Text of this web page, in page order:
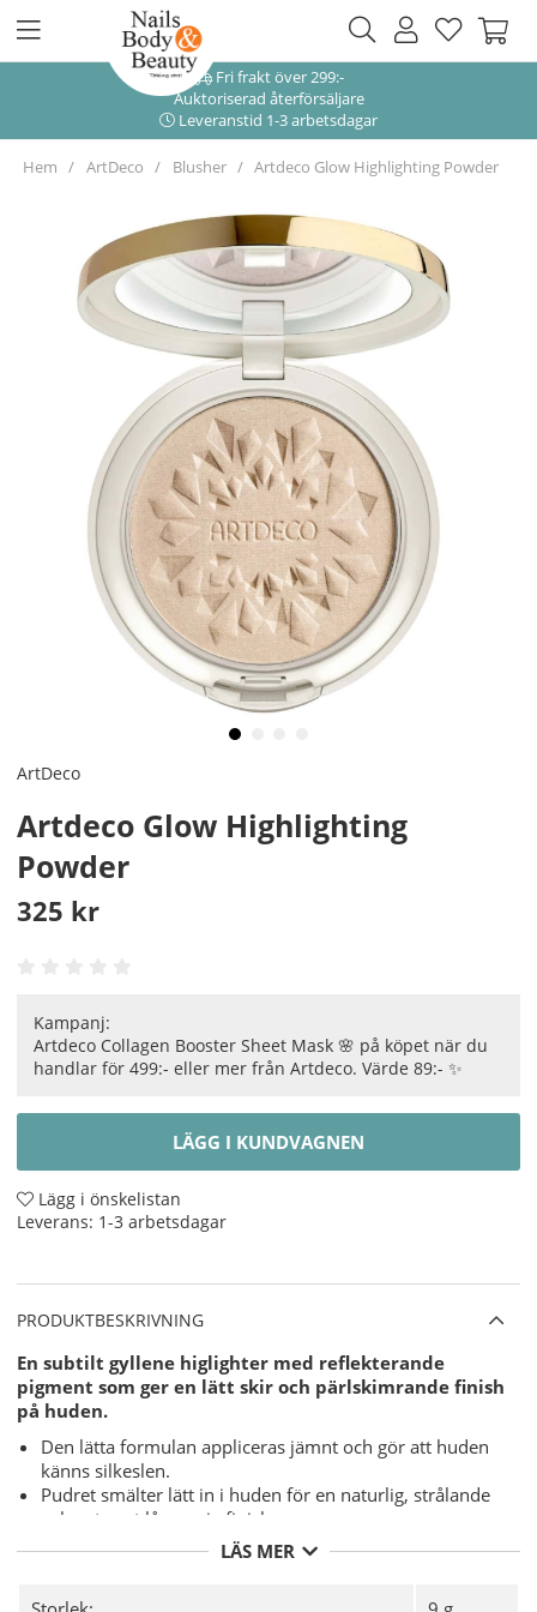
Fri frakt över 299:-
Auktoriserad återförsäljare
Leveranstid 1-3 arbetsdagar
Hem ArtDeco Blusher Artdeco Glow Highlighting Powder
ArtDeco
Artdeco Glow Highlighting
Powder
325 kr
Kampanj:
Artdeco Collagen Booster Sheet Mask 🌸 på köpet när du
handlar för 499:- eller mer från Artdeco. Värde 89:- ✨
LÄGG I KUNDVAGNEN
Lägg i önskelistan
Leverans: 1-3 arbetsdagar
PRODUKTBESKRIVNING
En subtilt gyllene higlighter med reflekterande
pigment som ger en lätt skir och pärlskimrande finish
på huden.
Den lätta formulan appliceras jämnt och gör att huden
känns silkeslen.
Pudret smälter lätt in i huden för en naturlig, strålande
och extremt långvarig finish.
Den vackra präglade designen kommer säkerligen att
locka uppmärksamhet vart du än går.
Användning
- Plocka upp pudret på en borste och applicera
LÄS MER